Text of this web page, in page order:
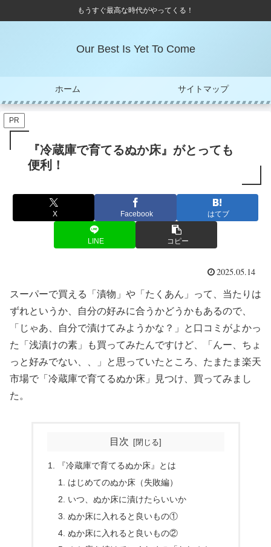
もうすぐ最高な時代がやってくる！
Our Best Is Yet To Come
ホーム サイトマップ
PR
『冷蔵庫で育てるぬか床』がとっても
便利！
X Facebook はてブ
LINE コピー
2025.05.14
スーパーで買える「漬物」や「たくあん」って、当たりは
ずれというか、自分の好みに合うかどうかもあるので、
「じゃあ、自分で漬けてみようかな？」と口コミがよかっ
た「浅漬けの素」も買ってみたんですけど、「んー、ちょ
っと好みでない、、」と思っていたところ、たまたま楽天
市場で「冷蔵庫で育てるぬか床」見つけ、買ってみまし
た。
目次
『冷蔵庫で育てるぬか床』とは
はじめてのぬか床（失敗編）
いつ、ぬか床に漬けたらいいか
ぬか床に入れると良いもの①
ぬか床に入れると良いもの②